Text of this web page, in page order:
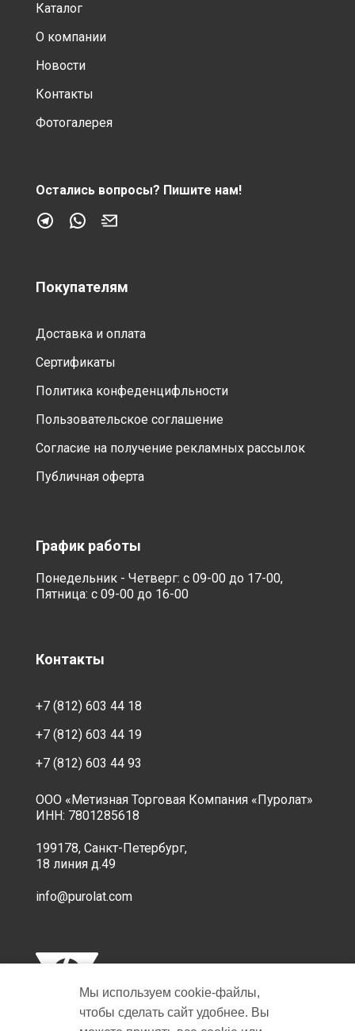
Каталог
О компании
Новости
Контакты
Фотогалерея
Остались вопросы? Пишите нам!
Покупателям
Доставка и оплата
Сертификаты
Политика конфеденцифльности
Пользовательское соглашение
Согласие на получение рекламных рассылок
Публичная оферта
График работы
Понедельник - Четверг: с 09-00 до 17-00,
Пятница: с 09-00 до 16-00
Контакты
+7 (812) 603 44 18
+7 (812) 603 44 19
+7 (812) 603 44 93
ООО «Метизная Торговая Компания «Пуролат»
ИНН: 7801285618
199178, Санкт-Петербург,
18 линия д.49
info@purolat.com
Мы используем cookie‑файлы,
чтобы сделать сайт удобнее. Вы